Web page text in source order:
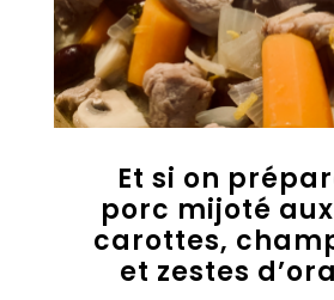
Et si on
porc mijoté
carottes,
et zestes